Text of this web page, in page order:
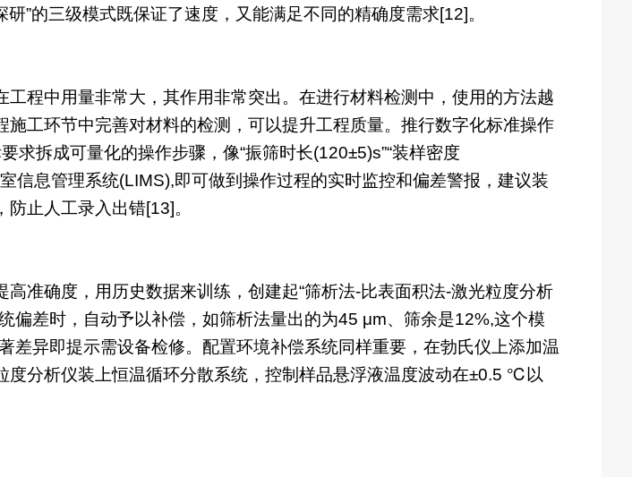
”的三级模式既保证了速度，又能满足不同的精确度需求[12]。
程中用量非常大，其作用非常突出。在进行材料检测中，使用的方法越
工环节中完善对材料的检测，可以提升工程质量。推行数字化标准操作
求拆成可量化的操作步骤，像“振筛时长(120±5)s”“装样密度
信息管理系统(LIMS),即可做到操作过程的实时监控和偏差警报，建议装
止人工录入出错[13]。
准确度，用历史数据来训练，创建起“筛析法-比表面积法-激光粒度分析
偏差时，自动予以补偿，如筛析法量出的为45 μm、筛余是12%,这个模
差异即提示需设备检修。配置环境补偿系统同样重要，在勃氏仪上添加温
度分析仪装上恒温循环分散系统，控制样品悬浮液温度波动在±0.5 ℃以